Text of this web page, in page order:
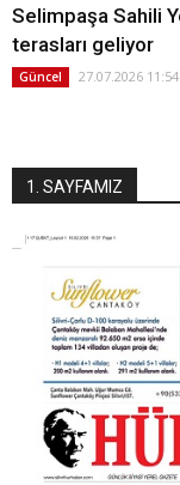
Selimpaşa Sahili
terasları geliyor
Güncel 27.07.2026
1. SAYFAMIZ